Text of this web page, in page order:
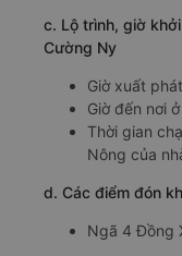
c. Lộ trình, giờ
Cường Ny
Giờ xuất
Giờ đến nơi
Thời gian
Nông của
d. Các điểm đón
Ngã 4 Đồng